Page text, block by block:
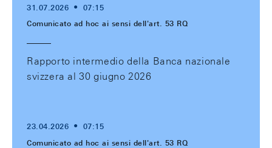
31.07.2026
07:15
Comunicato ad hoc ai sensi dell'art. 53 RQ
Rapporto intermedio della Banca nazionale
svizzera al 30 giugno 2026
23.04.2026
07:15
Comunicato ad hoc ai sensi dell'art. 53 RQ